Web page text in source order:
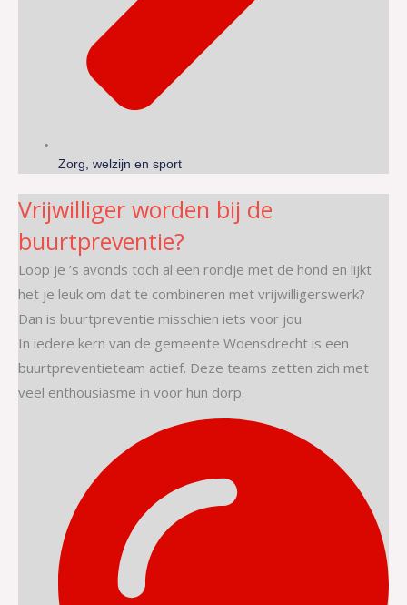
Zorg, welzijn en sport
Vrijwilliger worden bij de
buurtpreventie?
Loop je ’s avonds toch al een rondje met de hond en lijkt
het je leuk om dat te combineren met vrijwilligerswerk?
Dan is buurtpreventie misschien iets voor jou.
In iedere kern van de gemeente Woensdrecht is een
buurtpreventieteam actief. Deze teams zetten zich met
veel enthousiasme in voor hun dorp.